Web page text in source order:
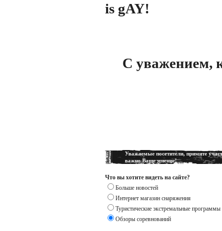
is gAY!
С уважением,
Уважаемые посетители, примите
важно Ваше мнение!
Что вы хотите видеть на сайте?
Больше новостей
Интернет магазин снаряжения
Туристические экстремальные программы
Обзоры соревнований